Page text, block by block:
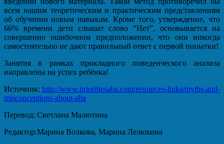
всем нашим теоретическим и практическим представлениям
об обучении новым навыкам. Кроме того, утверждение, что
66% времени дети слышат слово “Нет”, основывается на
совершенно ошибочном предположении, что они никогда
самостоятельно не дают правильный ответ с первой попытки!
Занятия в рамках прикладного поведенческого анализа
направлены на успех ребёнка!
Источник: http://www.prioritiesaba.com/resources-links/myths-and-
misconceptions-about-aba
Перевод: Светлана Малютина
Редактор:Марина Волкова, Марина Лелюхина